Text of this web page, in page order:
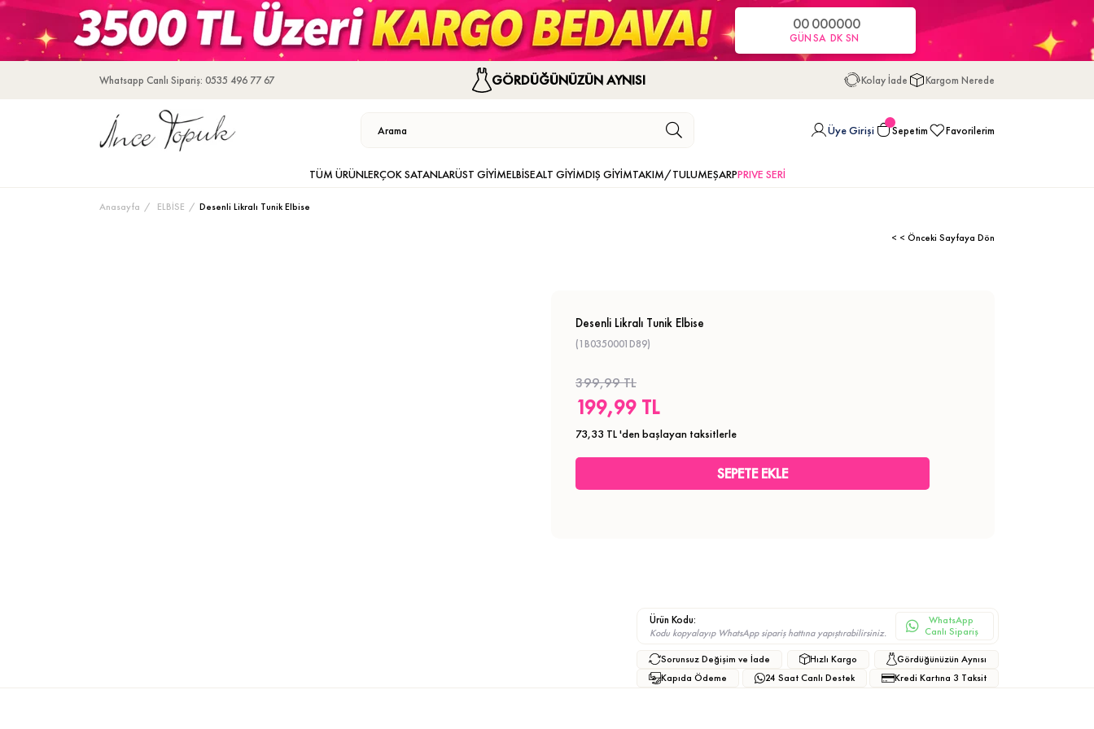
00
GÜN
00
SA
00
DK
00
SN
Whatsapp Canlı Sipariş: 0535 496 77 67 GÖRDÜĞÜNÜZÜN AYNISI Kolay İade Kargom Nerede
Üye Girişi Sepetim Favorilerim
TÜM ÜRÜNLERÇOK SATANLARÜST GİYİMELBİSEALT GİYİMDIŞ GİYİMTAKIM/TULUMEŞARPPRIVE SERİ
Anasayfa ELBİSE Desenli Likralı Tunik Elbise
< < Önceki Sayfaya Dön
Desenli Likralı Tunik Elbise
(1B0350001D89)
399,99 TL
199,99 TL
73,33 TL'den başlayan taksitlerle
Ürün Kodu:
Kodu kopyalayıp WhatsApp sipariş hattına yapıştırabilirsiniz.
WhatsApp
Canlı Sipariş
Sorunsuz Değişim ve İade Hızlı Kargo
Gördüğünüzün Aynısı
Kapıda Ödeme
24 Saat Canlı Destek Kredi Kartına 3 Taksit